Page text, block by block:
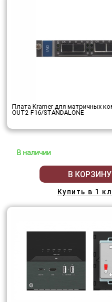
Плата Kramer для матричных
OUT2-F16/STANDALONE
В наличии
В КОРЗИНУ
Купить в 1